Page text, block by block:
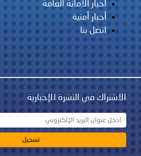
أخبار الأمانة العامة
أخبار أمنية
اتصل بنا
الاشتراك في النشرة الإخبارية